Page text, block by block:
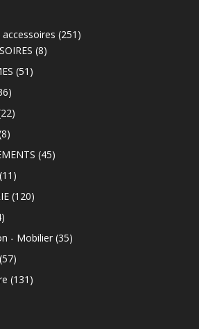
251 251
88
51 51
36
produits
2222
88
produits4545
11 11
produits
120120
4
produits
- Mobilier 3535
5757
produits
131 131